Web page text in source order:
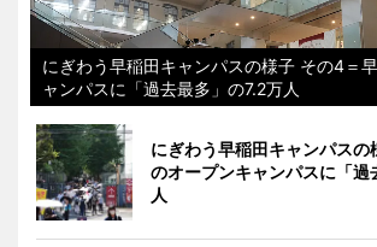
にぎわう早稲田キャンパスの様子 その4＝
ャンパスに「過去最多」の7.2万人
にぎわう早稲田キャンパスの
のオープンキャンパスに「過
人